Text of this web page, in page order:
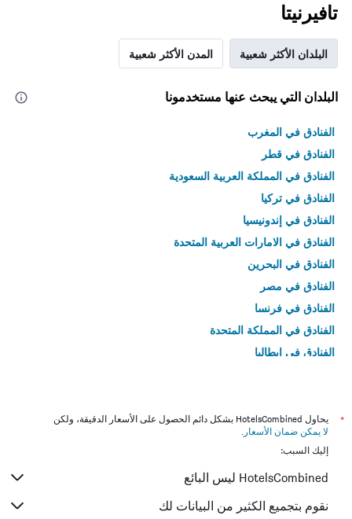
تافيرنيتا
البلدان الأكثر شعبية المدن الأكثر شعبية
البلدان التي يبحث عنها مستخدمونا
الفنادق في المغرب
الفنادق في قطر
الفنادق في المملكة العربية السعودية
الفنادق في تركيا
الفنادق في إندونيسيا
الفنادق في الامارات العربية المتحدة
الفنادق في البحرين
الفنادق في مصر
الفنادق في فرنسا
الفنادق في المملكة المتحدة
الفنادق في إيطاليا
*
يحاول HotelsCombined بشكل دائم الحصول على الأسعار الدقيقة، ولكن
لا يمكن ضمان الأسعار .
إليك السبب:
HotelsCombined ليس البائع
نقوم بتجميع الكثير من البيانات لك